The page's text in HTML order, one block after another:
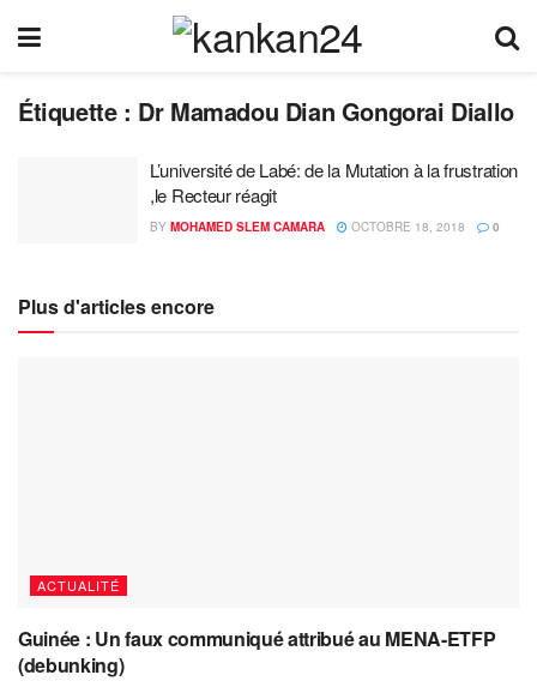
Étiquette : Dr Mamadou Dian Gongorai Diallo
L’université de Labé: de la Mutation à la frustration
,le Recteur réagit
BY MOHAMED SLEM CAMARA OCTOBRE 18, 2018 0
Plus d'articles encore
ACTUALITÉ
Guinée : Un faux communiqué attribué au MENA-ETFP
(debunking)